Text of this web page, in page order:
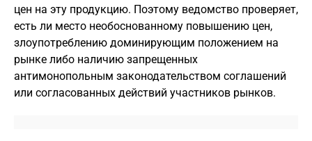
цен на эту продукцию. Поэтому ведомство проверяет,
есть ли место необоснованному повышению цен,
злоупотреблению доминирующим положением на
рынке либо наличию запрещенных
антимонопольным законодательством соглашений
или согласованных действий участников рынков.